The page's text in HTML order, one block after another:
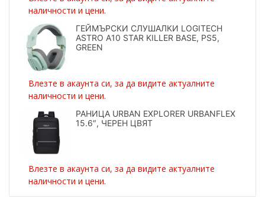
наличности и цени.
ГЕЙМЪРСКИ СЛУШАЛКИ LOGITECH
ASTRO A10 STAR KILLER BASE, PS5,
GREEN
Влезте в акаунта си, за да видите актуалните
наличности и цени.
РАНИЦА URBAN EXPLORER URBANFLEX
15.6″, ЧЕРЕН ЦВЯТ
Влезте в акаунта си, за да видите актуалните
наличности и цени.